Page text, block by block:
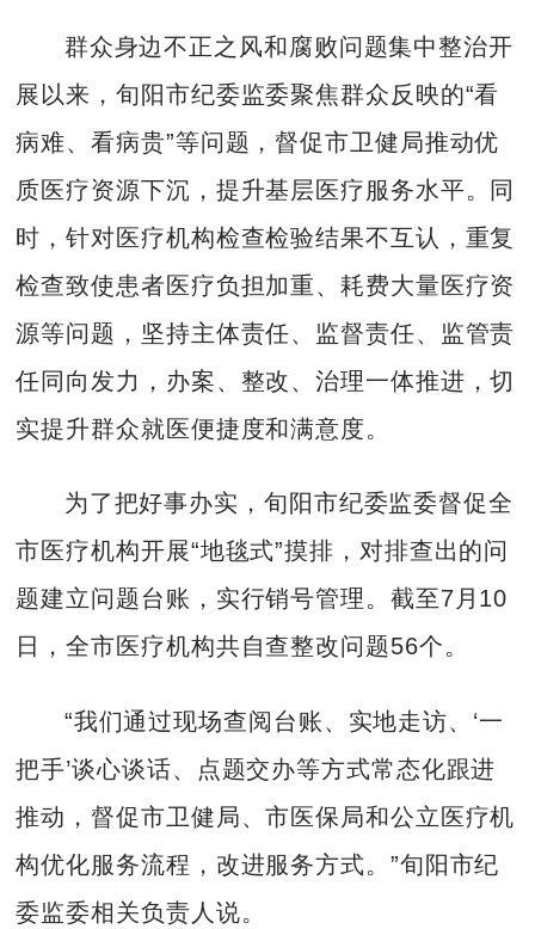
群众身边不正之风和腐败问题集中整治开
展以来，旬阳市纪委监委聚焦群众反映的“看
病难、看病贵”等问题，督促市卫健局推动优
质医疗资源下沉，提升基层医疗服务水平。同
时，针对医疗机构检查检验结果不互认，重复
检查致使患者医疗负担加重、耗费大量医疗资
源等问题，坚持主体责任、监督责任、监管责
任同向发力，办案、整改、治理一体推进，切
实提升群众就医便捷度和满意度。
为了把好事办实，旬阳市纪委监委督促全
市医疗机构开展“地毯式”摸排，对排查出的问
题建立问题台账，实行销号管理。截至7月10
日，全市医疗机构共自查整改问题56个。
“我们通过现场查阅台账、实地走访、‘一
把手’谈心谈话、点题交办等方式常态化跟进
推动，督促市卫健局、市医保局和公立医疗机
构优化服务流程，改进服务方式。”旬阳市纪
委监委相关负责人说。